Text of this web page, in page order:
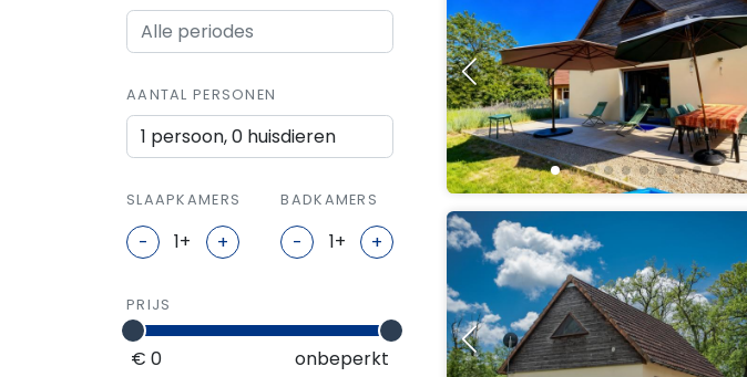
AANTAL PERSONEN
1 persoon, 0 huisdieren
SLAAPKAMERS
- +
BADKAMERS
- +
PRIJS
€ 0 onbeperkt